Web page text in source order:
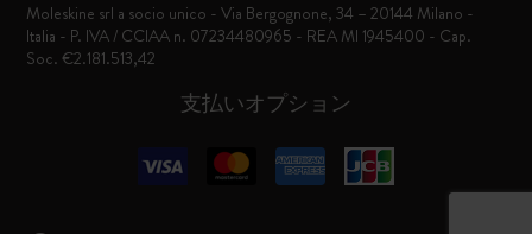
支払いオプション
Moleskine srl a socio unico - Via Bergognone, 34 – 20144 Milano -
Italia - P. IVA / CCIAA n. 07234480965 - REA MI 1945400 - Cap.
Soc. €2.181.513,42